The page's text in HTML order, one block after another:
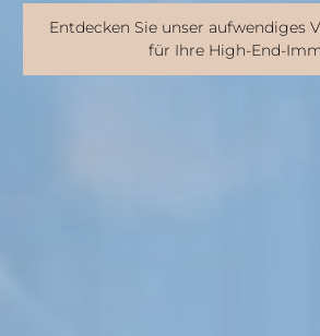
Entdecken Sie unser aufwendiges
für Ihre High-End-